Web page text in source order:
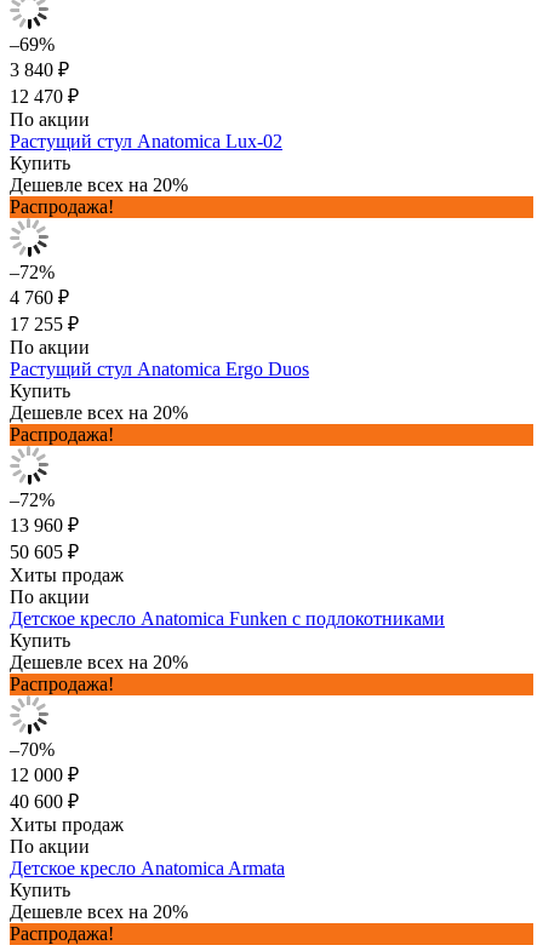
–69%
3 840 ₽
12 470 ₽
По акции
Растущий стул Anatomica Lux-02
Купить
Дешевле всех на 20%
Распродажа!
–72%
4 760 ₽
17 255 ₽
По акции
Растущий стул Anatomica Ergo Duos
Купить
Дешевле всех на 20%
Распродажа!
–72%
13 960 ₽
50 605 ₽
Хиты продаж
По акции
Детское кресло Anatomica Funken с подлокотниками
Купить
Дешевле всех на 20%
Распродажа!
–70%
12 000 ₽
40 600 ₽
Хиты продаж
По акции
Детское кресло Anatomica Armata
Купить
Дешевле всех на 20%
Распродажа!